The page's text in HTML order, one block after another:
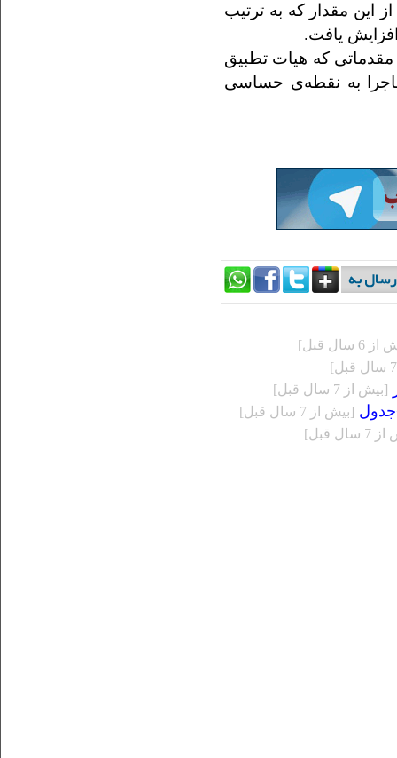
سی‌سی و بیش از این مقدار که به ترتیب
مقدماتی که هیات تطبیق
به نقطه‌ی حساسی
سال قبل]
[بيش از 7 سال قبل]
[بيش از 7 سال قبل]
قبل]